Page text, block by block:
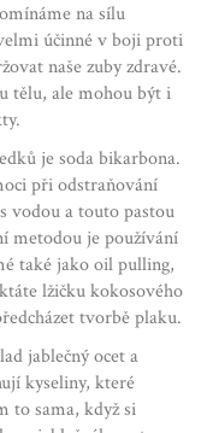
na sílu
účinné v boji proti
naše zuby zdravé.
tělu, ale mohou být i
je soda bikarbona.
při odstraňování
vodou a touto pastou
metodou je používání
také jako oil pulling,
lžičku kokosového
tvorbě plaku.
jablečný ocet a
kyseliny, které
to sama, když si